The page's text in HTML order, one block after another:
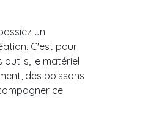
un
C'est pour
outils, le matériel
des boissons
ce